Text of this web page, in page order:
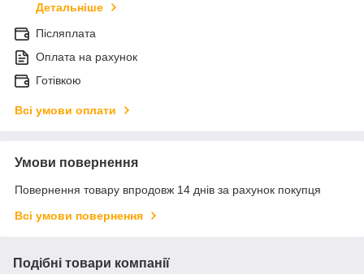
Детальніше
Післяплата
Оплата на рахунок
Готівкою
Всі умови оплати
Умови повернення
Повернення товару впродовж 14 днів за рахунок покупця
Всі умови повернення
Подібні товари компанії